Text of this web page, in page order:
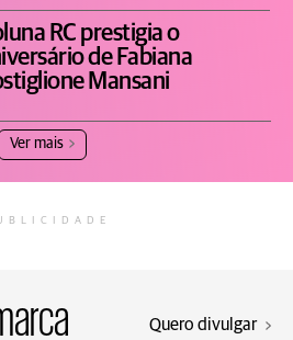
RC prestigia o
de Fabiana
Mansani
Ver mais
Quero divulgar